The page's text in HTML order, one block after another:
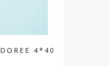
4*40